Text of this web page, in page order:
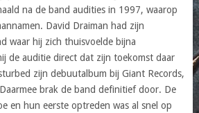
na de band audities in 1997, waarop
David Draiman had zijn
waar hij zich thuisvoelde bijna
de auditie direct dat zijn toekomst daar
zijn debuutalbum bij Giant Records,
Daarmee brak de band definitief door. De
en hun eerste optreden was al snel op